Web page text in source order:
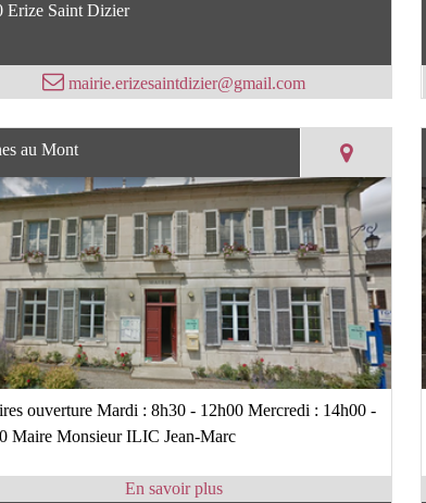
Erize Saint Dizier
mairie.erizesaintdizier@gmail.com
au Mont
ouverture Mardi : 8h30 - 12h00 Mercredi : 14h00 -
Maire Monsieur ILIC Jean-Marc